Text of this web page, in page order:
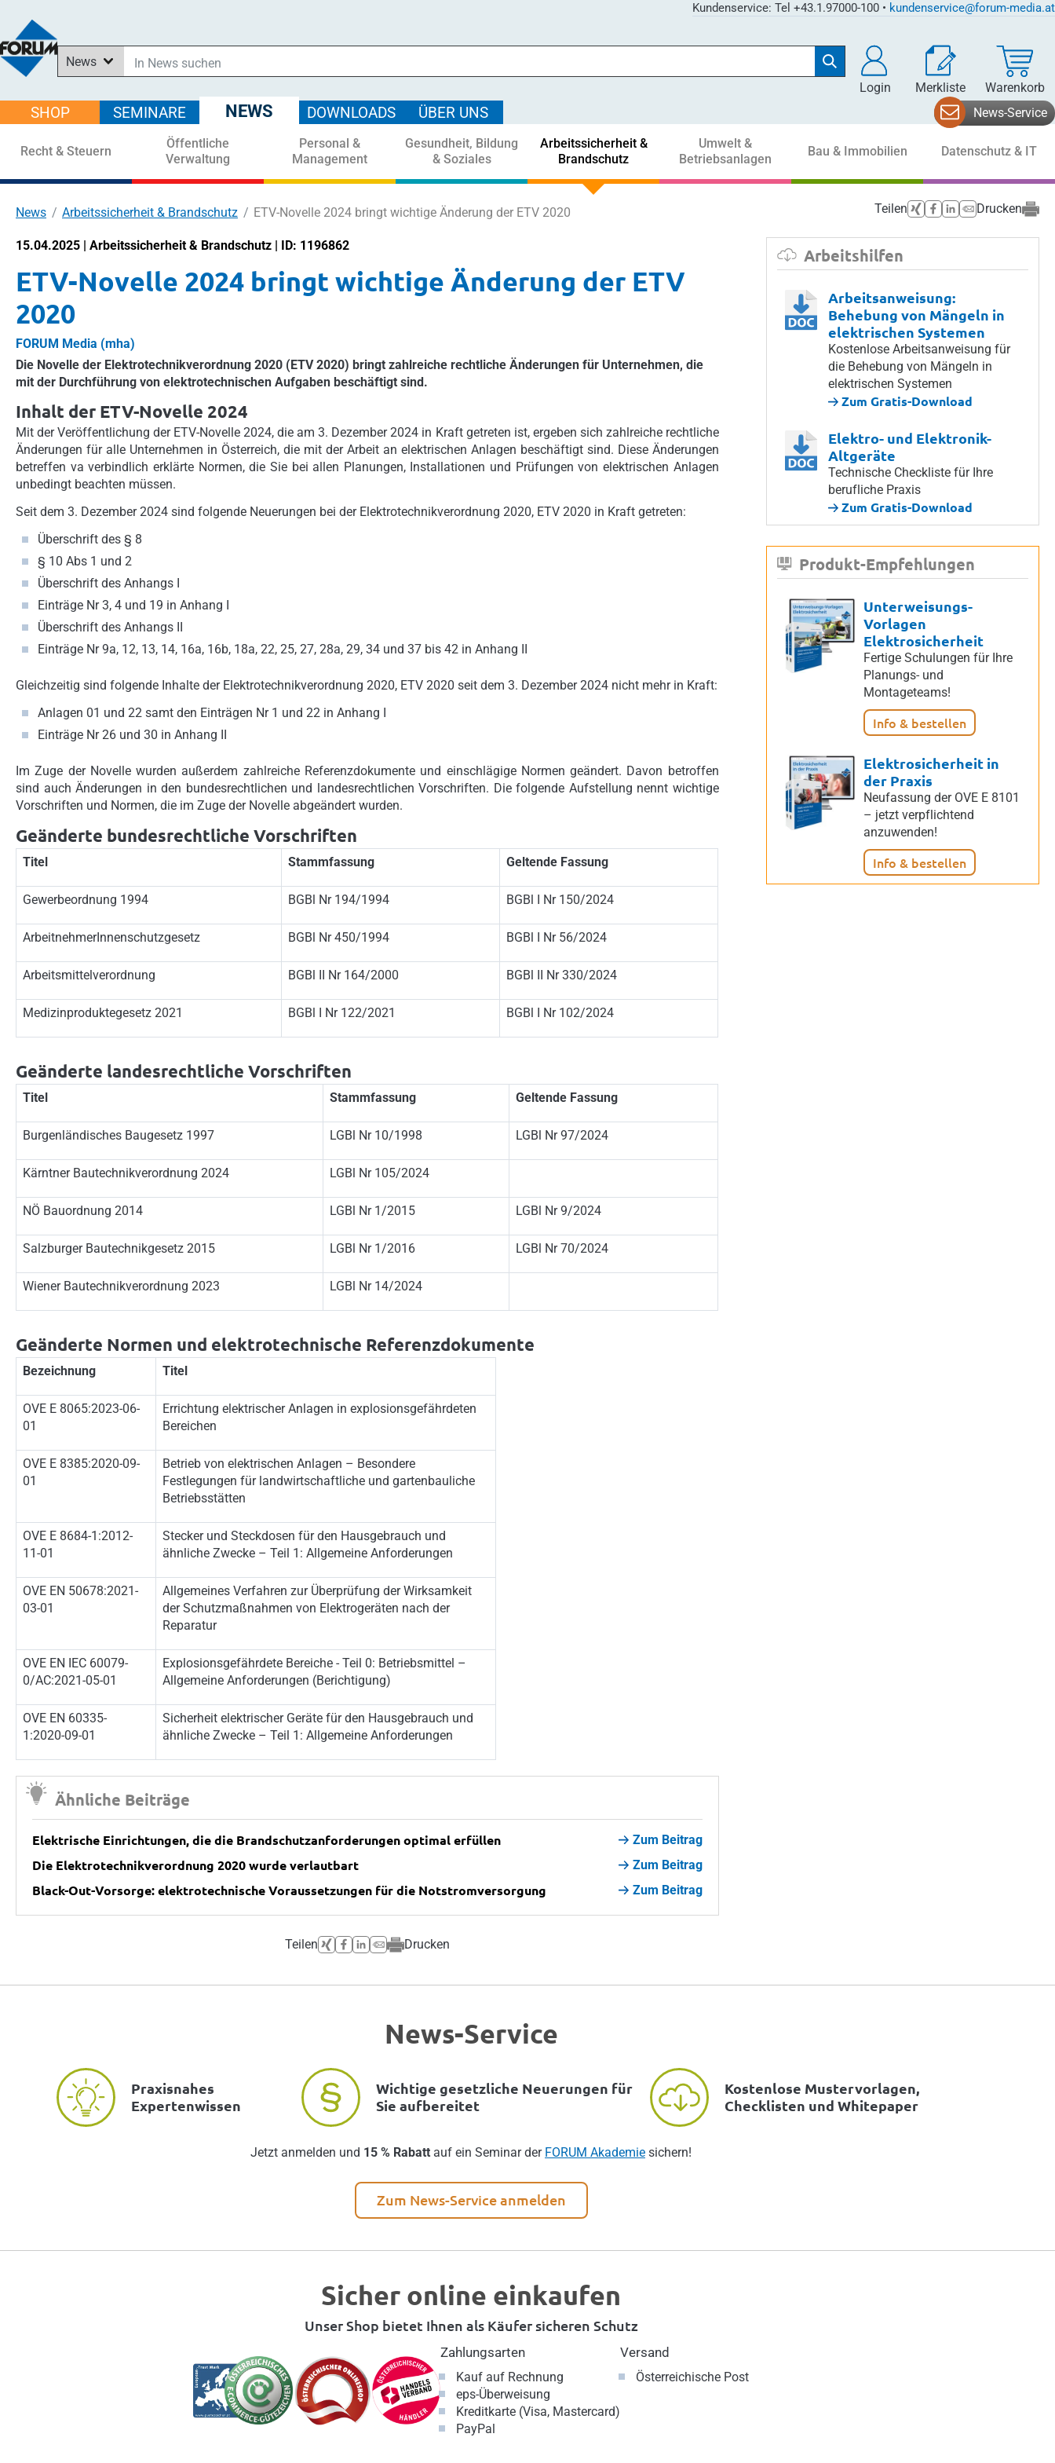
Kundenservice: Tel +43.1.97000-100 • kundenservice@forum-media.at
News
In Downloads suchen
Im Shop suchen
In Seminaren suchen
Login Merkliste Warenkorb
SHOP SEMINARE NEWS DOWNLOADS ÜBER UNS News-Service
Recht & Steuern
Öffentliche
Verwaltung
Personal &
Management
Gesundheit, Bildung
& Soziales
Arbeitssicherheit &
Brandschutz
Umwelt &
Betriebsanlagen
Bau & Immobilien Datenschutz & IT
News Arbeitssicherheit & Brandschutz ETV-Novelle 2024 bringt wichtige Änderung der ETV 2020
15.04.2025 | Arbeitssicherheit & Brandschutz | ID: 1196862
ETV-Novelle 2024 bringt wichtige Änderung der ETV
2020
FORUM Media (mha)
Die Novelle der Elektrotechnikverordnung 2020 (ETV 2020) bringt zahlreiche rechtliche Änderungen für Unternehmen, die
mit der Durchführung von elektrotechnischen Aufgaben beschäftigt sind.
Inhalt der ETV-Novelle 2024
Mit der Veröffentlichung der ETV-Novelle 2024, die am 3. Dezember 2024 in Kraft getreten ist, ergeben sich zahlreiche rechtliche
Änderungen für alle Unternehmen in Österreich, die mit der Arbeit an elektrischen Anlagen beschäftigt sind. Diese Änderungen
betreffen va verbindlich erklärte Normen, die Sie bei allen Planungen, Installationen und Prüfungen von elektrischen Anlagen
unbedingt beachten müssen.
Seit dem 3. Dezember 2024 sind folgende Neuerungen bei der Elektrotechnikverordnung 2020, ETV 2020 in Kraft getreten:
Überschrift des § 8
§ 10 Abs 1 und 2
Überschrift des Anhangs I
Einträge Nr 3, 4 und 19 in Anhang I
Überschrift des Anhangs II
Einträge Nr 9a, 12, 13, 14, 16a, 16b, 18a, 22, 25, 27, 28a, 29, 34 und 37 bis 42 in Anhang II
Gleichzeitig sind folgende Inhalte der Elektrotechnikverordnung 2020, ETV 2020 seit dem 3. Dezember 2024 nicht mehr in Kraft:
Anlagen 01 und 22 samt den Einträgen Nr 1 und 22 in Anhang I
Einträge Nr 26 und 30 in Anhang II
Im Zuge der Novelle wurden außerdem zahlreiche Referenzdokumente und einschlägige Normen geändert. Davon betroffen
sind auch Änderungen in den bundesrechtlichen und landesrechtlichen Vorschriften. Die folgende Aufstellung nennt wichtige
Vorschriften und Normen, die im Zuge der Novelle abgeändert wurden.
Geänderte bundesrechtliche Vorschriften
Titel Stammfassung Geltende Fassung
Gewerbeordnung 1994 BGBl Nr 194/1994 BGBl I Nr 150/2024
ArbeitnehmerInnenschutzgesetz BGBl Nr 450/1994 BGBl I Nr 56/2024
Arbeitsmittelverordnung BGBl II Nr 164/2000 BGBl II Nr 330/2024
Medizinproduktegesetz 2021 BGBl I Nr 122/2021 BGBl I Nr 102/2024
Geänderte landesrechtliche Vorschriften
Titel Stammfassung Geltende Fassung
Burgenländisches Baugesetz 1997 LGBl Nr 10/1998 LGBl Nr 97/2024
Kärntner Bautechnikverordnung 2024 LGBl Nr 105/2024
NÖ Bauordnung 2014 LGBl Nr 1/2015 LGBl Nr 9/2024
Salzburger Bautechnikgesetz 2015 LGBl Nr 1/2016 LGBl Nr 70/2024
Wiener Bautechnikverordnung 2023 LGBl Nr 14/2024
Geänderte Normen und elektrotechnische Referenzdokumente
Bezeichnung Titel
OVE E 8065:2023-06-
01
Errichtung elektrischer Anlagen in explosionsgefährdeten
Bereichen
OVE E 8385:2020-09-
01
Betrieb von elektrischen Anlagen – Besondere
Festlegungen für landwirtschaftliche und gartenbauliche
Betriebsstätten
OVE E 8684-1:2012-
11-01
Stecker und Steckdosen für den Hausgebrauch und
ähnliche Zwecke – Teil 1: Allgemeine Anforderungen
OVE EN 50678:2021-
03-01
Allgemeines Verfahren zur Überprüfung der Wirksamkeit
der Schutzmaßnahmen von Elektrogeräten nach der
Reparatur
OVE EN IEC 60079-
0/AC:2021-05-01
Explosionsgefährdete Bereiche - Teil 0: Betriebsmittel –
Allgemeine Anforderungen (Berichtigung)
OVE EN 60335-
1:2020-09-01
Sicherheit elektrischer Geräte für den Hausgebrauch und
ähnliche Zwecke – Teil 1: Allgemeine Anforderungen
Ähnliche Beiträge
Elektrische Einrichtungen, die die Brandschutzanforderungen optimal erfüllen Zum Beitrag
Die Elektrotechnikverordnung 2020 wurde verlautbart Zum Beitrag
Black-Out-Vorsorge: elektrotechnische Voraussetzungen für die Notstromversorgung Zum Beitrag
Teilen Drucken
Teilen Drucken
Arbeitshilfen
Arbeitsanweisung:
Behebung von Mängeln in
elektrischen Systemen
Kostenlose Arbeitsanweisung für
die Behebung von Mängeln in
elektrischen Systemen
Zum Gratis-Download
Elektro- und Elektronik-
Altgeräte
Technische Checkliste für Ihre
berufliche Praxis
Zum Gratis-Download
Produkt-Empfehlungen
Unterweisungs-
Vorlagen
Elektrosicherheit
Fertige Schulungen für Ihre
Planungs- und
Montageteams!
Info & bestellen
Elektrosicherheit in
der Praxis
Neufassung der OVE E 8101
– jetzt verpflichtend
anzuwenden!
Info & bestellen
News-Service
Praxisnahes
Expertenwissen
Wichtige gesetzliche Neuerungen für
Sie aufbereitet
Kostenlose Mustervorlagen,
Checklisten und Whitepaper
Jetzt anmelden und 15 % Rabatt auf ein Seminar der FORUM Akademie sichern!
Zum News-Service anmelden
Sicher online einkaufen
Unser Shop bietet Ihnen als Käufer sicheren Schutz
Zahlungsarten
Kauf auf Rechnung
eps-Überweisung
Kreditkarte (Visa, Mastercard)
PayPal
Versand
Österreichische Post